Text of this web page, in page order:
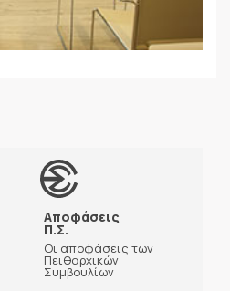
Αποφάσεις
Π.Σ.
Οι αποφάσεις των
Πειθαρχικών
Συμβουλίων